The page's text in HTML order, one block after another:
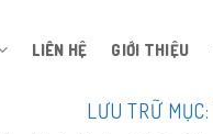
LIÊN HỆ GIỚI THIỆU
LƯU TRỮ MỤC: